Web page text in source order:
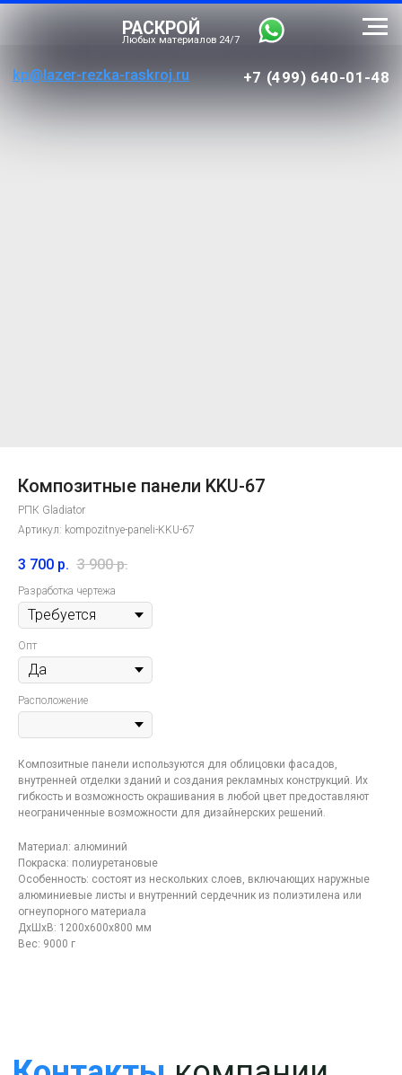
РАСКРОЙ
Любых материалов 24/7
Композитные панели KKU-67
РПК Gladiator
Артикул: kompozitnye-paneli-KKU-67
3 700 р. 3 900 р.
Разработка чертежа
Опт
Расположение
Композитные панели используются для облицовки фасадов,
внутренней отделки зданий и создания рекламных конструкций. Их
гибкость и возможность окрашивания в любой цвет предоставляют
неограниченные возможности для дизайнерских решений.
Материал: алюминий
Покраска: полиуретановые
Особенность: состоят из нескольких слоев, включающих наружные
алюминиевые листы и внутренний сердечник из полиэтилена или
огнеупорного материала
ДxШxВ: 1200x600x800 мм
Вес: 9000 г
Контакты компании
по лазерной резке в
Москве